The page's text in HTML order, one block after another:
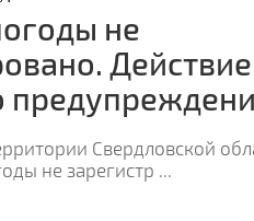
не
Действие
Свердловской
не зарегистр ...